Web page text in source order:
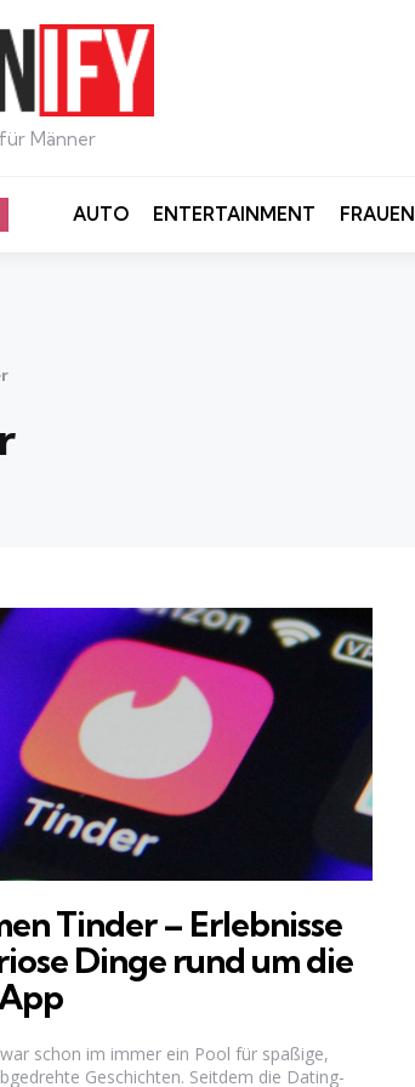
Männer
AUTO ENTERTAINMENT FRAUEN
Tinder – Erlebnisse
Dinge rund um die
schon im immer ein Pool für spaßige,
Geschichten. Seitdem die Dating-